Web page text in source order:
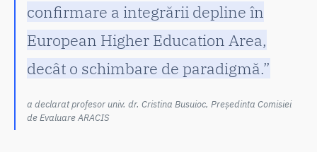
confirmare a integrării depline în
European Higher Education Area,
decât o schimbare de paradigmă.”
a declarat profesor univ. dr. Cristina Busuioc, Președinta Comisiei
de Evaluare ARACIS